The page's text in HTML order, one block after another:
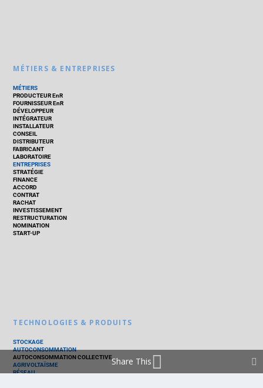
MÉTIERS & ENTREPRISES
MÉTIERS
PRODUCTEUR EnR
FOURNISSEUR EnR
DÉVELOPPEUR
INTÉGRATEUR
INSTALLATEUR
CONSEIL
DISTRIBUTEUR
FABRICANT
LABORATOIRE
ENTREPRISES
STRATÉGIE
FINANCE
ACCORD
CONTRAT
RACHAT
INVESTISSEMENT
RESTRUCTURATION
NOMINATION
START-UP
TECHNOLOGIES & PRODUITS
STOCKAGE
AUTOCONSOMMATION
AUTOCONSOMMATION COLLECTIVE
AGRIVOLTAÏSME
RÉSEAU
Share This